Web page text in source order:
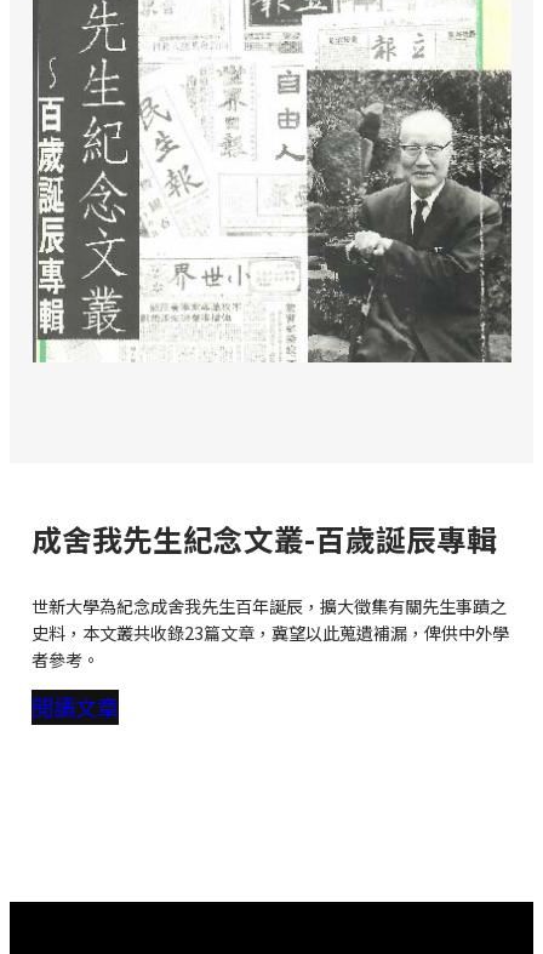
成舍我先生紀念文叢-百歲誕辰專輯
世新大學為紀念成舍我先生百年誕辰，擴大徵集有關先生事蹟之
史料，本文叢共收錄23篇文章，冀望以此蒐遺補漏，俾供中外學
者參考。
閱讀文章